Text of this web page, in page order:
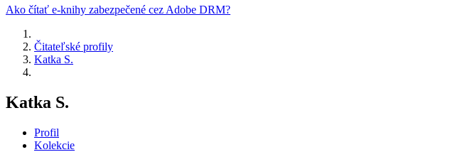
Ako čítať e-knihy zabezpečené cez Adobe DRM?
Čitateľské profily
Katka S.
Katka S.
Profil
Kolekcie